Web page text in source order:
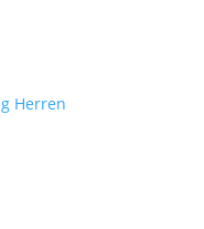
Herren